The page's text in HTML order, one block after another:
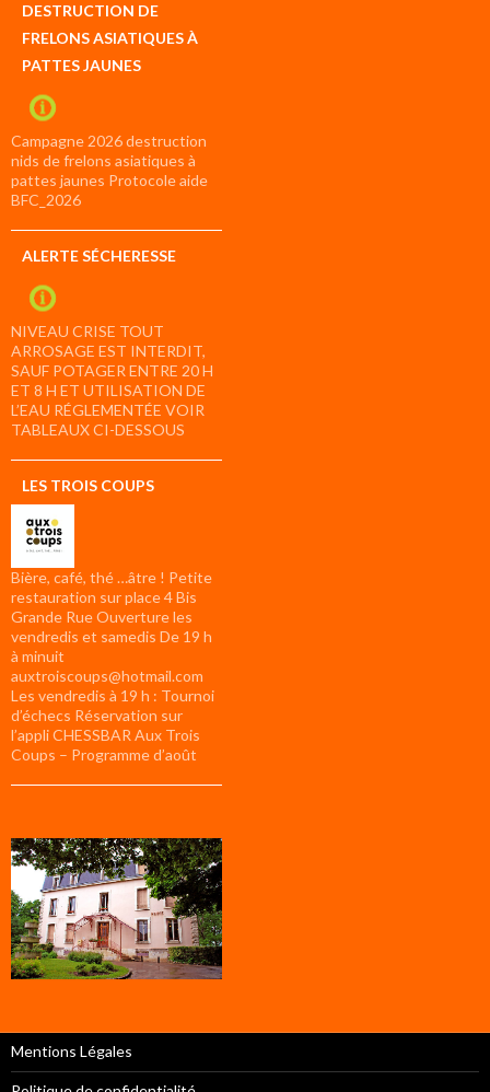
DESTRUCTION DE
FRELONS ASIATIQUES À
PATTES JAUNES
Campagne 2026 destruction
nids de frelons asiatiques à
pattes jaunes Protocole aide
BFC_2026
ALERTE SÉCHERESSE
NIVEAU CRISE TOUT
ARROSAGE EST INTERDIT,
SAUF POTAGER ENTRE 20 H
ET 8 H ET UTILISATION DE
L’EAU RÉGLEMENTÉE VOIR
TABLEAUX CI-DESSOUS
LES TROIS COUPS
Bière, café, thé …âtre ! Petite
restauration sur place 4 Bis
Grande Rue Ouverture les
vendredis et samedis De 19 h
à minuit
auxtroiscoups@hotmail.com
Les vendredis à 19 h : Tournoi
d’échecs Réservation sur
l’appli CHESSBAR Aux Trois
Coups – Programme d’août
Mentions Légales